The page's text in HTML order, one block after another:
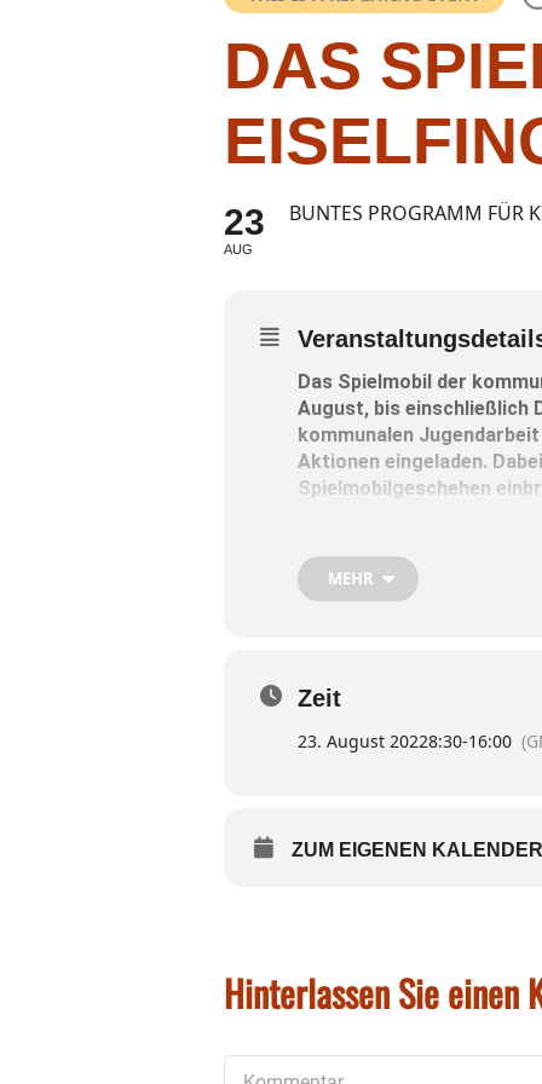
DAS
23
AUG
BUNTES PROGRAMM FÜR
Das Spielmobil der
August, bis einschließlich
kommunalen
Aktionen eingeladen.
Spielmobilgeschehen
Beim kostenlosen Angebot
MEHR
Zeit
23. August 20228:30-16:00
ZUM EIGENEN
Hinterlassen Sie einen